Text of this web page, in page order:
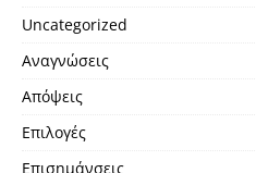
Uncategorized
Αναγνώσεις
Απόψεις
Επιλογές
Επισημάνσεις